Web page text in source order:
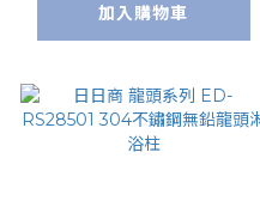
加入購物車